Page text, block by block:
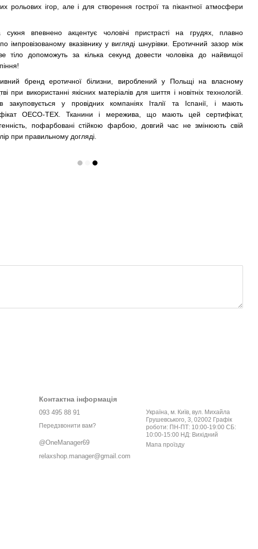
рольових ігор, але і для створення гострої та пікантної атмосфери
сукня впевнено акцентує чоловічі пристрасті на грудях, плавно
імпровізованому вказівнику у вигляді шнурівки. Еротичний зазор між
тіло допоможуть за кілька секунд довести чоловіка до найвищої
бренд еротичної білизни, вироблений у Польщі на власному
при використанні якісних матеріалів для шиття і новітніх технологій.
закуповується у провідних компаніях Італії та Іспанії, і мають
OECO-TEX. Тканини і мережива, що мають цей сертифікат,
пофарбовані стійкою фарбою, довгий час не змінюють свій
при правильному догляді.
Контактна інформація
093 495 88 91
Передзвонити вам?
@OneManager69
relaxshop.manager@gmail.com
Україна, м. Київ, вул. Михайла
Грушевського, 3, 02002 Графік
роботи: ПН-ПТ: 10:00-19:00 СБ:
10:00-15:00 НД: Вихідний
Мапа проїзду